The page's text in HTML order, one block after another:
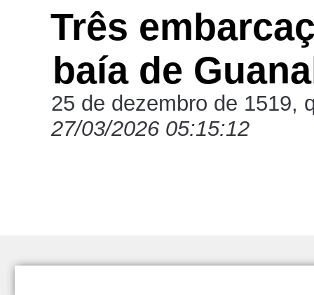
Três
baía de
25 de dezembro de 1519,
27/03/2026 05:15:12